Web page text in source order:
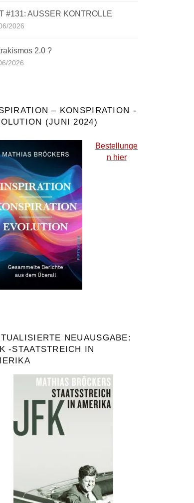
#131: AUSSER KONTROLLE
2026
2.0 ?
2026
– KONSPIRATION -
(JUNI 2024)
Bestellunge
n hier
NEUAUSGABE:
-STAATSTREICH IN